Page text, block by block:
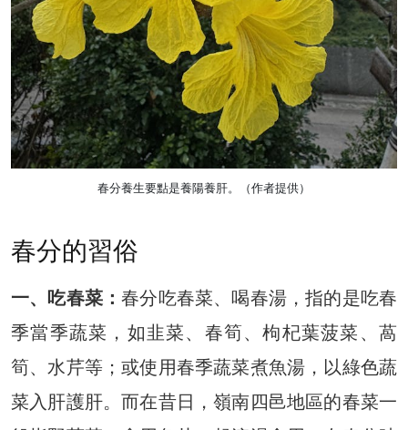
春分養生要點是養陽養肝。（作者提供）
春分的習俗
一、吃春菜：春分吃春菜、喝春湯，指的是吃春
季當季蔬菜，如韭菜、春筍、枸杞葉菠菜、萵
筍、水芹等；或使用春季蔬菜煮魚湯，以綠色蔬
菜入肝護肝。而在昔日，嶺南四邑地區的春菜一